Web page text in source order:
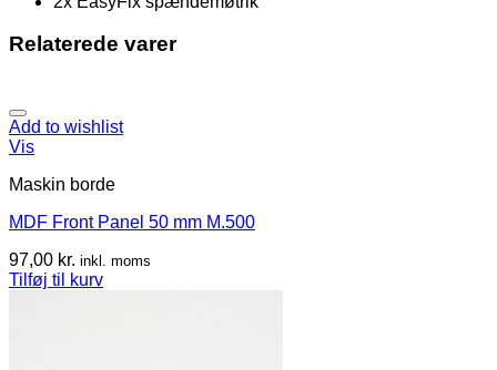
Relaterede varer
Add to wishlist
Vis
Maskin borde
MDF Front Panel 50 mm M.500
97,00 kr. inkl. moms
Tilføj til kurv